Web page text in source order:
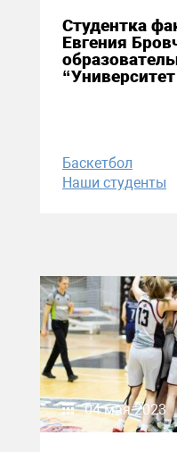
Студентка
Евгения
Баскетбол
Наши студенты
04 мая 2023